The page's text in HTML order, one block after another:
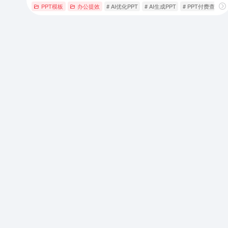
PPT模板 办公提效 # AI优化PPT # AI生成PPT # PPT付费查看